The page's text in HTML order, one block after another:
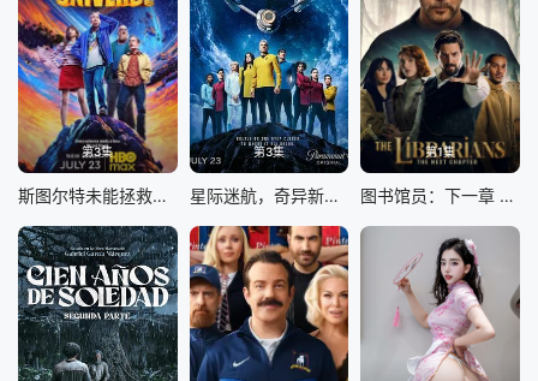
第3集
斯图尔特未能拯救宇宙
第3集
星际迷航，奇异新世界第四季
第1集
图书馆员：下一章 第二季